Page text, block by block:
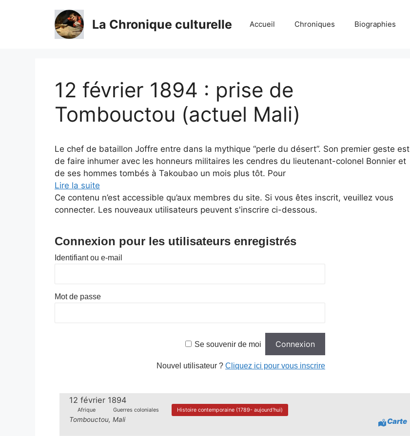
La Chronique culturelle Accueil Chroniques Biographies
12 février 1894 : prise de
Tombouctou (actuel Mali)
Le chef de bataillon Joffre entre dans la mythique “perle du désert”. Son premier geste est
de faire inhumer avec les honneurs militaires les cendres du lieutenant-colonel Bonnier et
de ses hommes tombés à Takoubao un mois plus tôt. Pour
Lire la suite
Ce contenu n’est accessible qu’aux membres du site. Si vous êtes inscrit, veuillez vous
connecter. Les nouveaux utilisateurs peuvent s'inscrire ci-dessous.
Connexion pour les utilisateurs enregistrés
Identifiant ou e-mail
Mot de passe
Se souvenir de moi
Nouvel utilisateur ? Cliquez ici pour vous inscrire
12 février 1894
Afrique Guerres coloniales Histoire contemporaine (1789- aujourd'hui)
Tombouctou, Mali Carte